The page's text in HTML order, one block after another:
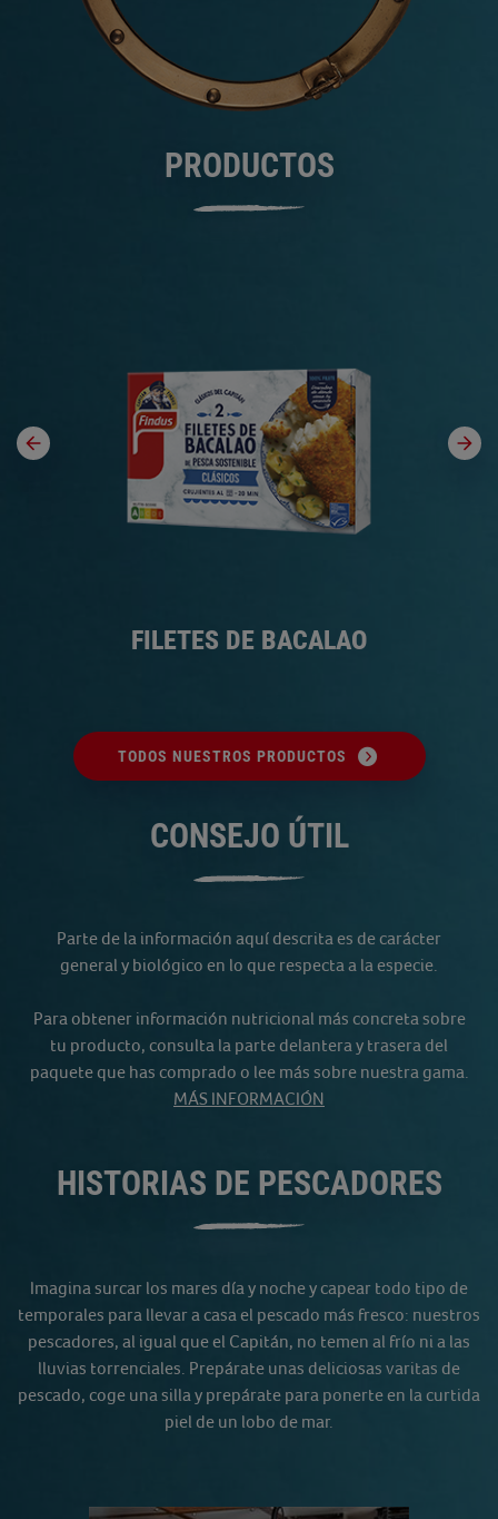
PRODUCTOS
FILETES DE BACALAO
TODOS NUESTROS PRODUCTOS
CONSEJO ÚTIL
Parte de la información aquí descrita es de carácter
general y biológico en lo que respecta a la especie.
Para obtener información nutricional más concreta sobre
tu producto, consulta la parte delantera y trasera del
paquete que has comprado o lee más sobre nuestra gama.
MÁS INFORMACIÓN
HISTORIAS DE PESCADORES
Imagina surcar los mares día y noche y capear todo tipo de
temporales para llevar a casa el pescado más fresco: nuestros
pescadores, al igual que el Capitán, no temen al frío ni a las
lluvias torrenciales. Prepárate unas deliciosas varitas de
pescado, coge una silla y prepárate para ponerte en la curtida
piel de un lobo de mar.